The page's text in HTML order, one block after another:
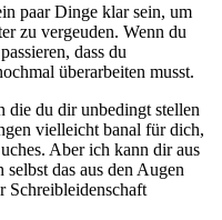
paar Dinge klar sein, um
zu vergeuden. Wenn du
dass du
überarbeiten musst.
die du dir unbedingt stellen
vielleicht banal für dich,
Aber ich kann dir aus
das aus den Augen
Schreibleidenschaft